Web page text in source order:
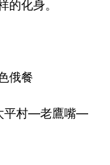
的化身。
俄餐
平村—老鷹嘴—